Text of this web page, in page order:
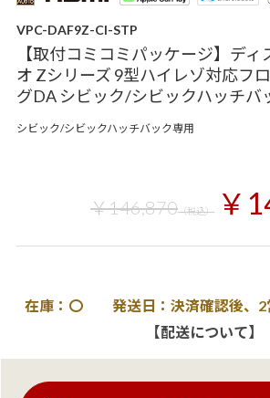
VPC-DAF9Z-CI-STP
【取付コミコミパッケージ】ディ
オ Zシリーズ 9型ハイレゾ対応フ
グDA シビック/シビックハッチバ
シビック/シビックハッチバック専用
￥146,870（税込） ￥
在庫：〇 発送日：決済確認後、2
【配送について】